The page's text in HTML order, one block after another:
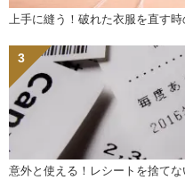
上手に縫う！破れた衣服を直す
意外と使える！レシートを捨て